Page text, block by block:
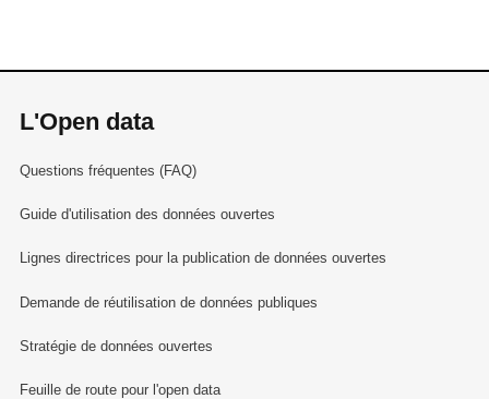
L'Open data
Questions fréquentes (FAQ)
Guide d'utilisation des données ouvertes
Lignes directrices pour la publication de données ouvertes
Demande de réutilisation de données publiques
Stratégie de données ouvertes
Feuille de route pour l'open data